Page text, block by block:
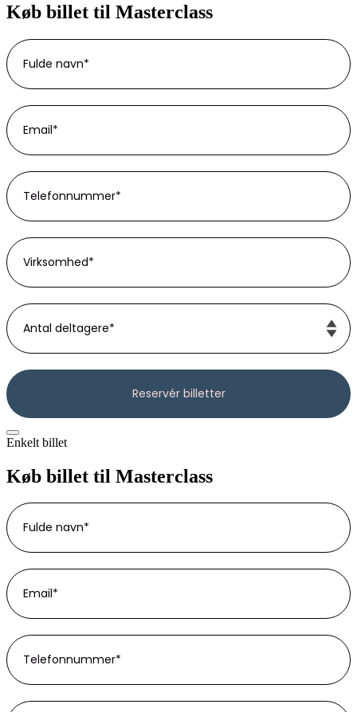
Køb billet til Masterclass
Enkelt billet
Køb billet til Masterclass